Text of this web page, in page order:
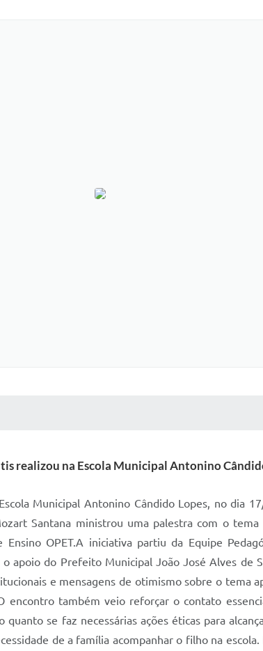
realizou na Escola Municipal Antonino
Municipal Antonino Cândido Lopes, no dia
Santana ministrou uma palestra com o
OPET.A iniciativa partiu da Equipe
apoio do Prefeito Municipal João José Alves de
e mensagens de otimismo sobre o tema
encontro também veio reforçar o contato
se faz necessárias ações éticas para
de a família acompanhar o filho na